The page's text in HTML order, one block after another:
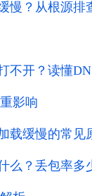
慢？从根源排
不开？读懂
影响
载缓慢的常见
么？丢包率多